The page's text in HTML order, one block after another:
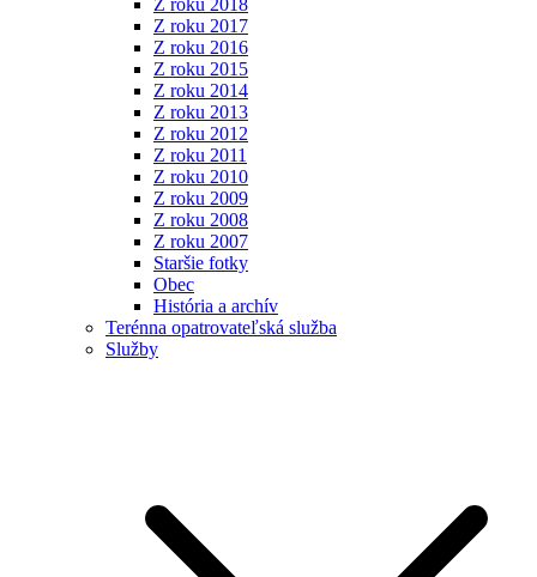
Z roku 2018
Z roku 2017
Z roku 2016
Z roku 2015
Z roku 2014
Z roku 2013
Z roku 2012
Z roku 2011
Z roku 2010
Z roku 2009
Z roku 2008
Z roku 2007
Staršie fotky
Obec
História a archív
Terénna opatrovateľská služba
Služby